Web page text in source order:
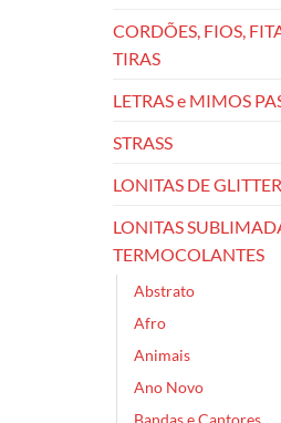
CORDÕES, FIOS,
TIRAS
LETRAS e MIMOS
STRASS
LONITAS DE
LONITAS
TERMOCOLANTES
Abstrato
Afro
Animais
Ano Novo
Bandas e Cantores